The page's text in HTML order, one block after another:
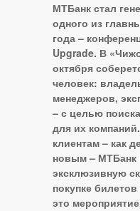
МТБанк стал
одного из
года –
Upgrade. В
октября
человек:
менеджеров,
– с целью
для их
клиентам – как
новым – МТБанк
эксклюзивную
покупке
это